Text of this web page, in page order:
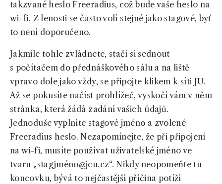
takzvané heslo Freeradius, což bude vaše heslo na
wi-fi. Z lenosti se často volí stejné jako stagové, byť
to není doporučeno.
Jakmile tohle zvládnete, stačí si sednout
s počítačem do přednáškového sálu a na liště
vpravo dole jako vždy, se připojte klikem k síti JU.
Až se pokusíte načíst prohlížeč, vyskočí vám v něm
stránka, která žádá zadání vašich údajů.
Jednoduše vyplníte stagové jméno a zvolené
Freeradius heslo. Nezapomínejte, že při připojení
na wi-fi, musíte používat uživatelské jméno ve
tvaru „stagjméno@jcu.cz“. Nikdy neopomeňte tu
koncovku, bývá to nejčastější příčina potíží